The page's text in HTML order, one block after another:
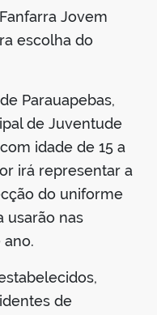
Jovem
escolha do
Parauapebas,
de Juventude
idade de 15 a
irá representar a
do uniforme
usarão nas
de